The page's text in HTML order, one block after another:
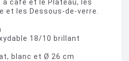
à café et le Plateau, les
et les Dessous-de-verre.
18/10 brillant
blanc et Ø 26 cm